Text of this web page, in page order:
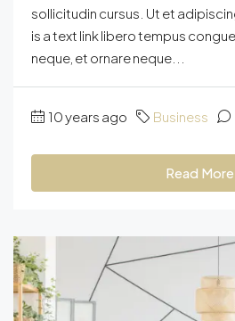
sollicitudin cursus. Ut et
is a text link libero tempus
neque, et ornare neque...
10 years ago Business
Read More